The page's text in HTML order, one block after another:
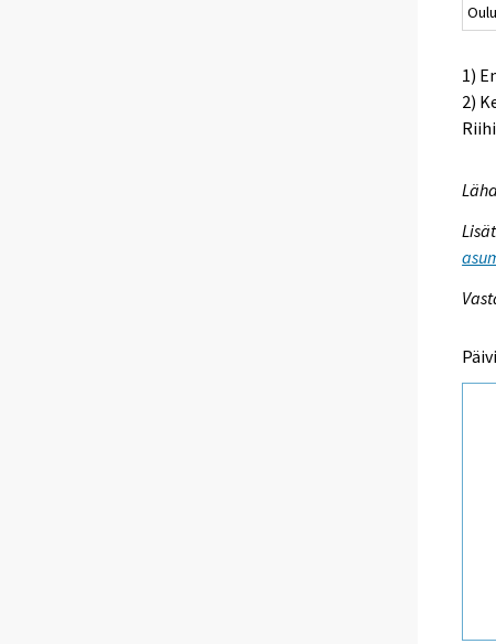
Oulu
1)
2)